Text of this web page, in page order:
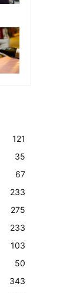
121
35
67
233
275
233
103
50
343